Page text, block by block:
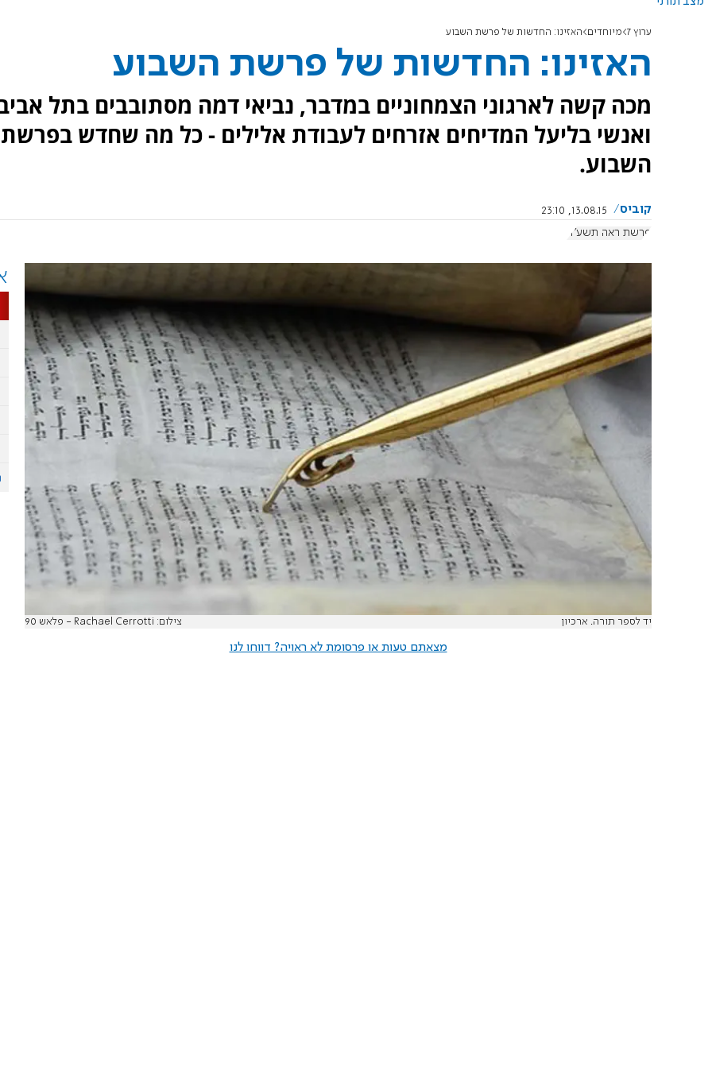
ערוץ 7 מיוחדים האזינו: החדשות של פרשת השבוע
האזינו: החדשות של פרשת השבוע
מכה קשה לארגוני הצמחוניים במדבר, נביאי דמה מסתובבים בתל
ואנשי בליעל המדיחים אזרחים לעבודת אלילים - כל מה שחדש בפרשת
השבוע.
קוביס
13.08.15, 23:10
פרשת ראה תשע"ה
יד לספר תורה. ארכיון צילום: Rachael Cerrotti - פלאש 90
מצאתם טעות או פרסומת לא ראויה? דווחו לנו